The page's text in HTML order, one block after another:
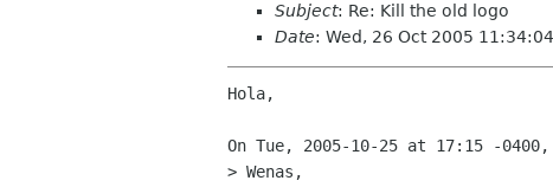
Subject: Re: Kill the old logo
Date: Wed, 26 Oct 2005
Hola,
On Tue, 2005-10-25 at 17:15 -
> Wenas,